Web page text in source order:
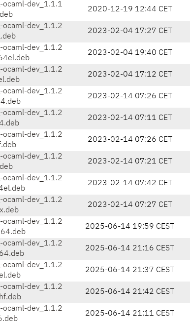
ocaml-dev_1.1.1
2020-12-19 12:44 CET
ocaml-dev_1.1.2
2023-02-04 17:27 CET
ocaml-dev_1.1.2
2023-02-04 19:40 CET
ocaml-dev_1.1.2
2023-02-04 17:12 CET
ocaml-dev_1.1.2
2023-02-14 07:26 CET
ocaml-dev_1.1.2
2023-02-14 07:11 CET
ocaml-dev_1.1.2
2023-02-14 07:26 CET
ocaml-dev_1.1.2
2023-02-14 07:21 CET
ocaml-dev_1.1.2
2023-02-14 07:42 CET
ocaml-dev_1.1.2
2023-02-14 07:27 CET
ocaml-dev_1.1.2
2025-06-14 19:59 CEST
ocaml-dev_1.1.2
2025-06-14 21:16 CEST
ocaml-dev_1.1.2
2025-06-14 21:37 CEST
ocaml-dev_1.1.2
2025-06-14 21:42 CEST
ocaml-dev_1.1.2
2025-06-14 21:11 CEST